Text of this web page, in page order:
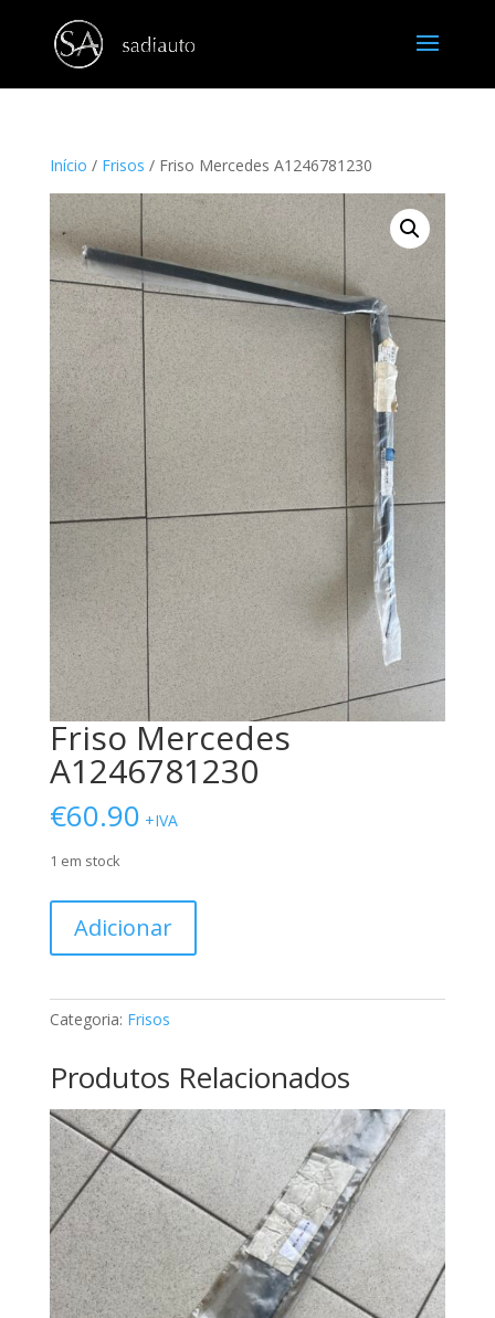
Início / Frisos / Friso Mercedes A1246781230
Friso Mercedes
A1246781230
€60.90 +IVA
1 em stock
Friso
A1246781230
Adicionar
Categoria: Frisos
Produtos Relacionados